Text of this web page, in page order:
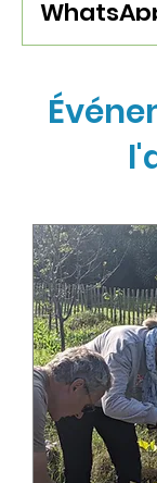
gratuit